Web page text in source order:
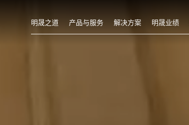
明晟之道 产品与服务 解决方案 明晟业绩